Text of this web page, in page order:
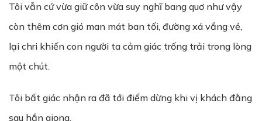
Tôi vẫn cứ vừa giữ côn vừa suy nghĩ bang quơ như vậy
còn thêm cơn gió man mát ban tối, đường xá vắng vẻ,
lại chri khiến con người ta cảm giác trống trải trong lòng
một chút.
Tôi bất giác nhận ra đã tới điểm dừng khi vị khách đằng
sau hắn giọng.